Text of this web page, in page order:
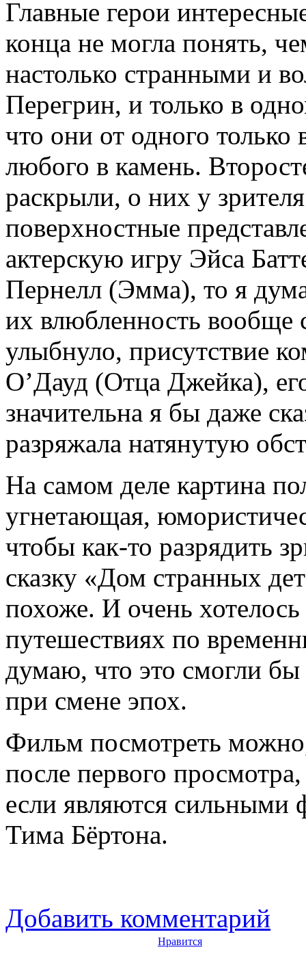
Главные герои
конца не могла понять,
настолько странными и
Перегрин, и только в
что они от одного только
любого в камень.
раскрыли, о них у
поверхностные
актерскую игру Эйса
Пернелл (Эмма), то я
их влюбленность вообще
улыбнуло, присутствие
О’Дауд (Отца Джейка),
значительна я бы даже
разряжала натянутую
На самом деле картина
угнетающая,
чтобы как-то разрядить
сказку «Дом странных
похоже. И очень
путешествиях по
думаю, что это смогли бы
при смене эпох.
Фильм посмотреть
после первого
если являются сильными
Тима Бёртона.
Добавить комментарий
Нравится